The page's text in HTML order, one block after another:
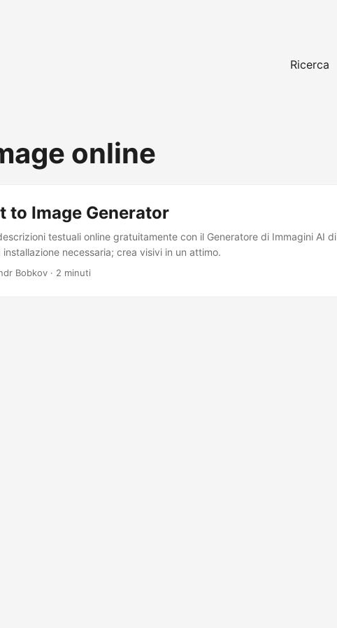
Ricerca
online
to Image Generator
testuali online gratuitamente con il Generatore di Immagini AI di
necessaria; crea visivi in un attimo.
Bobkov · 2 minuti